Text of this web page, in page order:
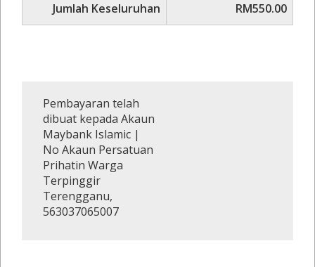
Jumlah Keseluruhan
RM550.00
Pembayaran telah
dibuat kepada Akaun
Maybank Islamic |
No Akaun Persatuan
Prihatin Warga
Terpinggir
Terengganu,
563037065007